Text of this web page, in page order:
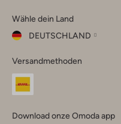
Instagram
Facebook
TikTok
Wähle dein Land
DEUTSCHLAND
dein
Land
Versandmethoden
Download onze Omoda app